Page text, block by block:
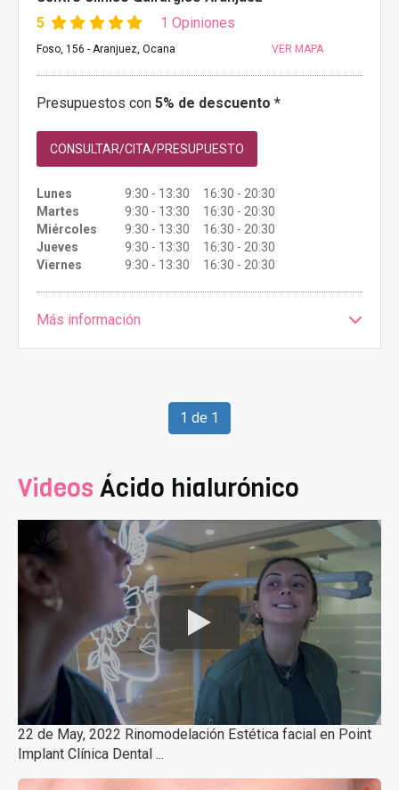
5 1 Opiniones
Foso, 156 - Aranjuez, Ocana VER MAPA
Presupuestos con 5% de descuento *
CONSULTAR/CITA/PRESUPUESTO
Lunes
9:30 - 13:30 16:30 - 20:30
Martes
9:30 - 13:30 16:30 - 20:30
Miércoles
9:30 - 13:30 16:30 - 20:30
Jueves
9:30 - 13:30 16:30 - 20:30
Viernes
9:30 - 13:30 16:30 - 20:30
Más información
1 de 1
Videos Ácido hialurónico
22 de May, 2022 Rinomodelación Estética facial en Point
Implant Clínica Dental ...